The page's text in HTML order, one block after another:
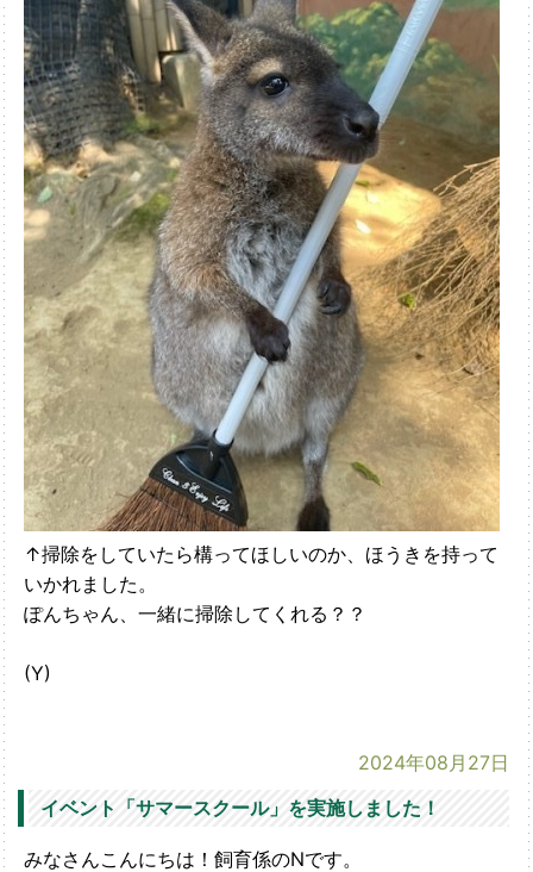
↑掃除をしていたら構ってほしいのか、ほうきを持って
いかれました。
ぽんちゃん、一緒に掃除してくれる？？
(Y)
2024年08月27日
イベント「サマースクール」を実施しました！
みなさんこんにちは！飼育係のNです。